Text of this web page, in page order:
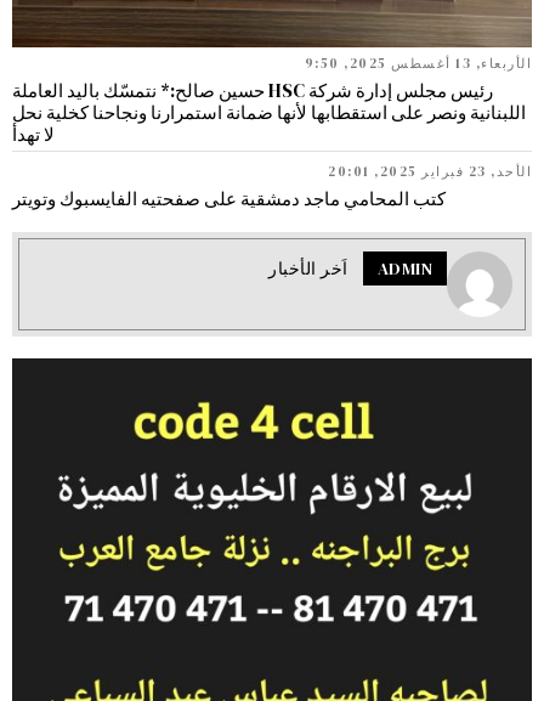
الأربعاء, 13 أغسطس 2025, 9:50
رئيس مجلس إدارة شركة HSC حسين صالح:* نتمسّك باليد العاملة
اللبنانية ونصر على استقطابها لأنها ضمانة استمرارنا ونجاحنا كخلية نحل
لا تهدأ
الأحد, 23 فبراير 2025, 20:01
كتب المحامي ماجد دمشقية على صفحتيه الفايسبوك وتويتر
ADMIN اَخر الأخبار